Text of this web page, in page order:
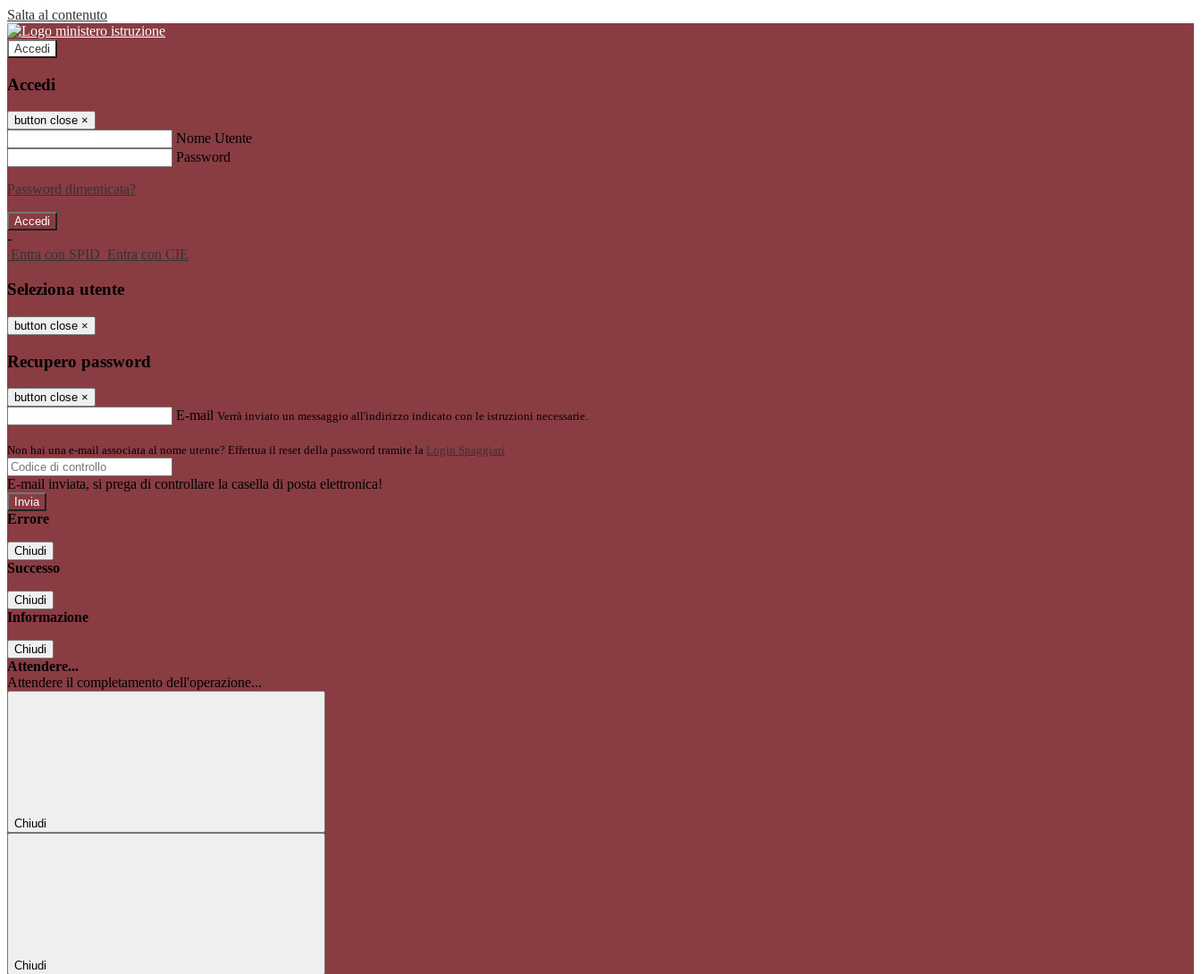
Salta al contenuto
Accedi
Accedi
button close ×
Nome Utente
Password
Password dimenticata?
-
Entra con SPID Entra con CIE
Seleziona utente
button close ×
Recupero password
button close ×
E-mail Verrà inviato un messaggio all'indirizzo indicato con le istruzioni necessarie.
Non hai una e-mail associata al nome utente? Effettua il reset della password tramite la Login Spaggiari
E-mail inviata, si prega di controllare la casella di posta elettronica!
Errore
Chiudi
Successo
Chiudi
Informazione
Chiudi
Attendere...
Attendere il completamento dell'operazione...
Chiudi
Chiudi